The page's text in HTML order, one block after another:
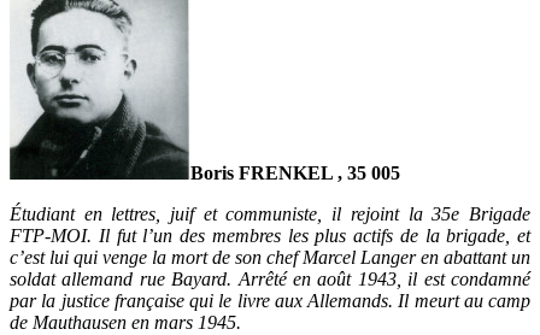
Boris FRENKEL , 35 005
Étudiant en lettres, juif et communiste, il rejoint la 35e Brigade
FTP-MOI. Il fut l’un des membres les plus actifs de la brigade, et
c’est lui qui venge la mort de son chef Marcel Langer en abattant un
soldat allemand rue Bayard. Arrêté en août 1943, il est condamné
par la justice française qui le livre aux Allemands. Il meurt au camp
de Mauthausen en mars 1945.